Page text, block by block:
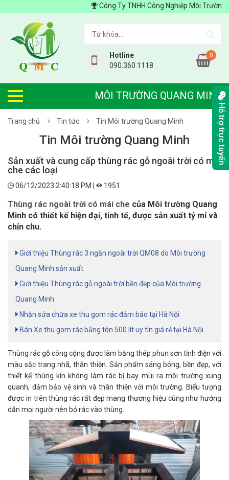
Công Ty TNHH Công Nghiệp Môi Trường
Hotline
090.360.1118
0
MÔI TRƯỜNG QUANG MINH
Trang chủ Tin tức Tin Môi trường Quang Minh
Tin Môi trường Quang Minh
Sản xuất và cung cấp thùng rác gỗ ngoài trời có mái
che các loại
06/12/2023 2:40:18 PM | 1951
Thùng rác ngoài trời có mái che của Môi trường Quang
Minh có thiết kế hiện đại, tinh tế, được sản xuất tỷ mỉ và
chỉn chu.
Giới thiệu Thùng rác 3 ngăn ngoài trời QM08 do Môi trường
Quang Minh sản xuất
Giới thiệu Thùng rác gỗ ngoài trời bền đẹp của Môi trường
Quang Minh
Nhận sửa chữa xe thu gom rác đảm bảo tại Hà Nội
Bán Xe thu gom rác bằng tôn 500 lít uy tín giá rẻ tại Hà Nội
Thùng rác gỗ công cộng được làm bằng thép phun sơn tĩnh điện với
màu sắc trang nhã, thân thiện. Sản phẩm sáng bóng, bền đẹp, với
thiết kế thùng kín không làm rác bị bay mùi ra môi trường xung
quanh, đảm bảo vệ sinh và thân thiện với môi trường. Biểu tượng
được in trên thùng rác rất đẹp mang thương hiệu cũng như hướng
dẫn mọi người nên bỏ rác vào thùng.
Hỗ trợ trực tuyến